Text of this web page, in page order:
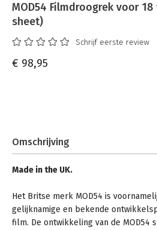
MOD54 Filmdroogrek voor
sheet)
Schrijf eerste review
€ 98,95
Omschrijving
Made in the UK.
Het Britse merk MOD54 is
gelijknamige en bekende
film. De ontwikkeling van de MOD54